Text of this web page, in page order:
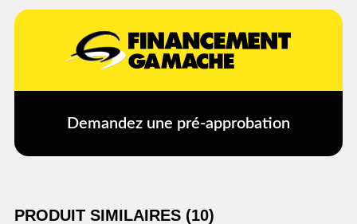
Demandez une pré-approbation
PRODUIT SIMILAIRES (10)